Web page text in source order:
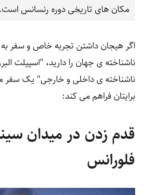
مکان های تاریخی دوره رنسانس است.
اگر هیجان داشتن تجربه خاص و سفر به
ناشناخته ی جهان را دارید، "اسپیلت
ناشناخته ی داخلی و خارجی" یک سفر
برایتان فراهم می کند:
قدم زدن در میدان
فلورانس